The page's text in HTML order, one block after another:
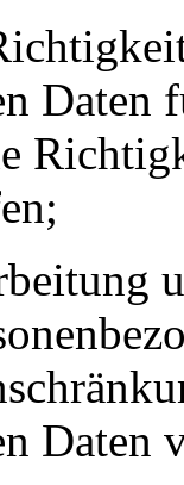
Daten
Daten